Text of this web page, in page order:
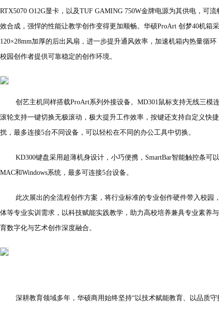
RTX5070 O12G显卡，以及TUF GAMING 750W金牌电源为其供电，可
效合成，强悍的性能让教学创作变得更加顺畅。华硕ProArt 创梦40机箱
120×28mm加厚的后出风扇，进一步提升通风效率，加速机箱内热量循
校园创作者提供可靠稳定的创作环境。
创艺主机同样搭载ProArt系列外接设备。MD301鼠标支持无线三模
滚轮支持一键切换无极滚动，极大提升工作效率，按键还支持自定义快
扰，最多连接5台不同设备，可以轻松在不同的办公工具中切换。
KD300键盘采用超薄机身设计，小巧便携，SmartBar智能触控条可
MAC和Windows系统，最多可连接5台设备。
此次展出的全流程创作方案，将行业标准的专业创作硬件带入校园
体等专业实训需求，以科技赋能实践教学，助力高校培养兼具专业素养
育数字化与艺术创作深度融合。
深耕教育领域多年，华硕商用始终坚持“以技术赋能教育、以品质